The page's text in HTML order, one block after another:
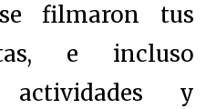
filmaron tus
e incluso
y